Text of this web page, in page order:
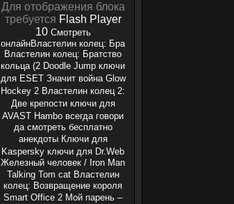
Для отображения блока
требуется Flash Player
10 Смотреть
онлайнВластелин колец: Бра
Властелин колец: Братство
кольца (2 Doodle Jump ключи
для ESET Значит война Glow
Hockey 2 Властелин колец 2:
Две крепости ключи для
AVAST Hambo всегда говори
да смотреть бесплатно
анекдоты Ключи для
Kaspersky ключи для Dr.Web
Железный человек / Iron Man
Talking Tom cat Властелин
колец: Возвращение короля
Smart Office 2 Мой парень –